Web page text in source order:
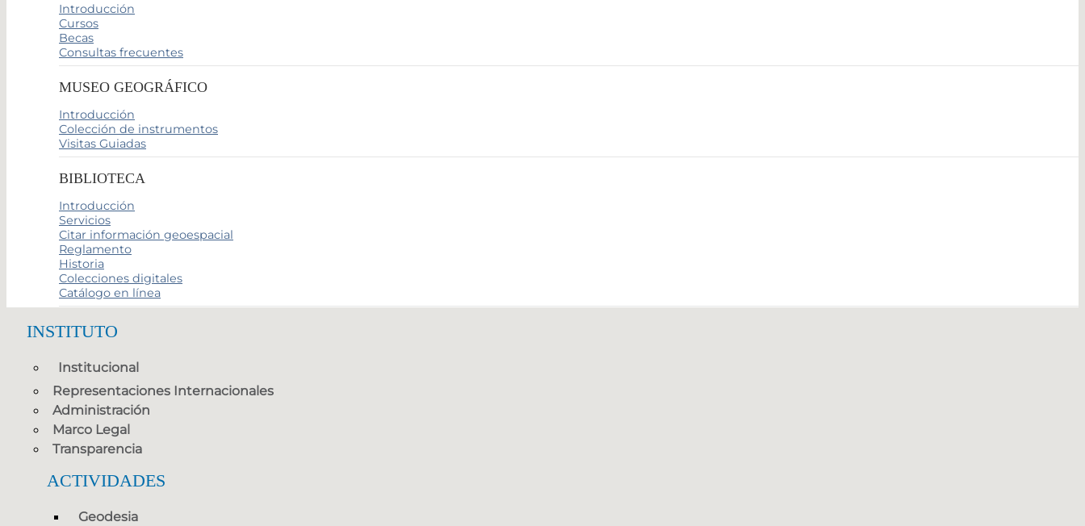
Introducción
Cursos
Becas
Consultas frecuentes
MUSEO GEOGRÁFICO
Introducción
Colección de instrumentos
Visitas Guiadas
BIBLIOTECA
Introducción
Servicios
Citar información geoespacial
Reglamento
Historia
Colecciones digitales
Catálogo en línea
INSTITUTO
Institucional
Representaciones Internacionales
Administración
Marco Legal
Transparencia
ACTIVIDADES
Geodesia